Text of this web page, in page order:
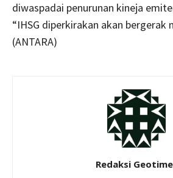
diwaspadai penurunan kineja
“IHSG diperkirakan akan bergerak
(ANTARA)
Redaksi